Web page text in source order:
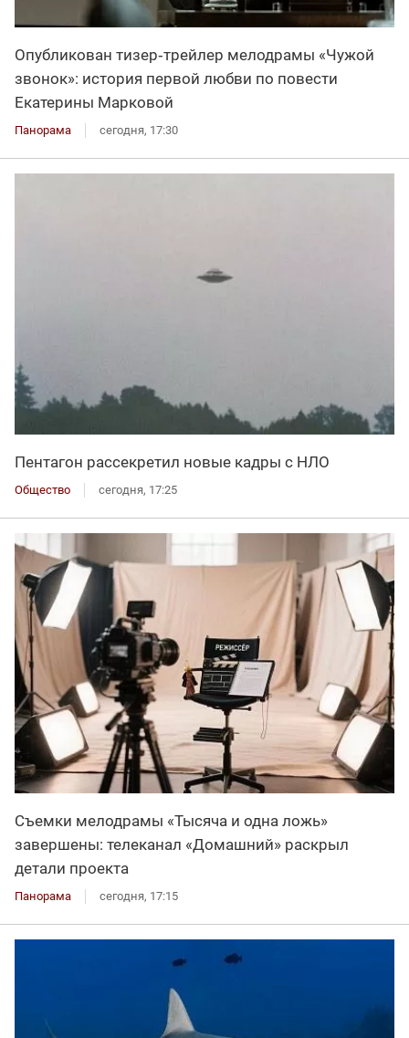
Опубликован тизер‑трейлер мелодрамы «Чужой
звонок»: история первой любви по повести
Екатерины Марковой
Панорама сегодня, 17:30
Пентагон рассекретил новые кадры с НЛО
Общество сегодня, 17:25
Съемки мелодрамы «Тысяча и одна ложь»
завершены: телеканал «Домашний» раскрыл
детали проекта
Панорама сегодня, 17:15